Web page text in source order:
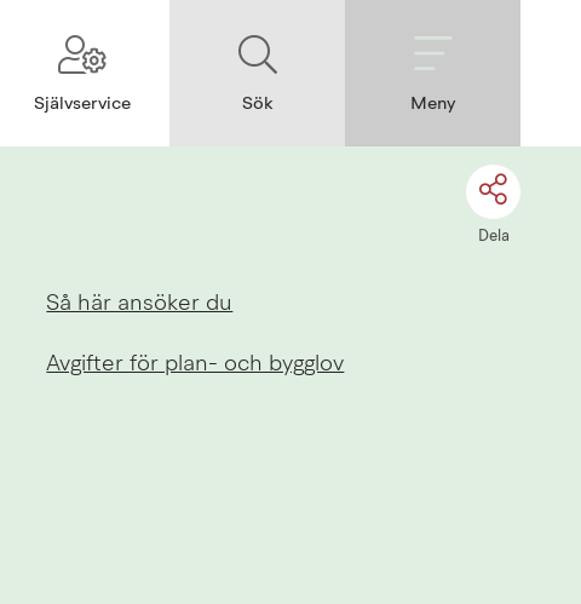
Självservice Sök Meny
Dela
Så här ansöker du
Avgifter för plan- och bygglov